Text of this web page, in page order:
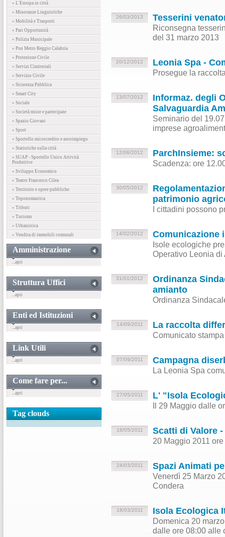
» L'Europa in città
» Minoranze Linguistiche
» Mobilità e Trasporti
» Pari Opportunità
» Polizia Municipale
» Pon Metro Reggio Calabria
» Protezione Civile
» Servizi Cimiteriali
» Servizio Civile
» Sicurezza Pubblica
» Smart City
» Sociale
» Società miste e partecipate
» Spazio Giovani
» Sport
» Sportello microcredito e autoimpiego
» Statistiche sulla città
» SUAP - Sportello Unico Attività
Produttive
» Sviluppo Economico
» Teatro Francesco Cilea
» Territorio e opere pubbliche
» Toponomastica
» Tributi
» Turismo
» Urbanistica
» Vendita di immobili comunali
Amministrazione
...apri
Struttura Uffici
...apri
Enti ed Istituzioni
...apri
Link Utili
...apri
Come fare per...
...apri
Tag clouds
26/03/2013 Tesserini
Riconsegna
del 31 marzo 2013
20/12/2012 Leonia Spa -
Prosegue la
13/07/2012
Informaz. degli
Salvaguardia
Seminario del
imprese
12/06/2012 ParchInsieme:
Scadenza: ore
30/05/2012
patrimonio
I cittadini possono
14/02/2012 Comunicazione
Isole ecologiche
Operativo Leonia di
31/01/2012
Ordinanza
amianto
Ordinanza
14/09/2011 La raccolta
Comunicato
07/09/2011 Campagna
La Leonia Spa
27/05/2011 L' "Isola
Il 29 Maggio dalle
18/05/2011 Scatti di Valore
20 Maggio 2011
24/03/2011 Spazi Animati
Venerdì 25 Marzo
Condera
18/03/2011 Isola Ecologica
Domenica 20
dalle ore 08:00 alle